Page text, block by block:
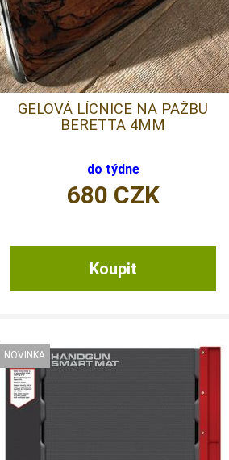
GELOVÁ LÍCNICE NA PAŽBU
BERETTA 4MM
do týdne
680 CZK